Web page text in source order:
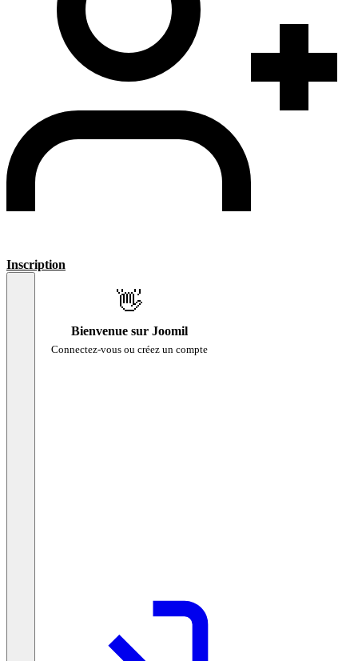
Inscription
👋
Bienvenue sur Joomil
Connectez-vous ou créez un compte